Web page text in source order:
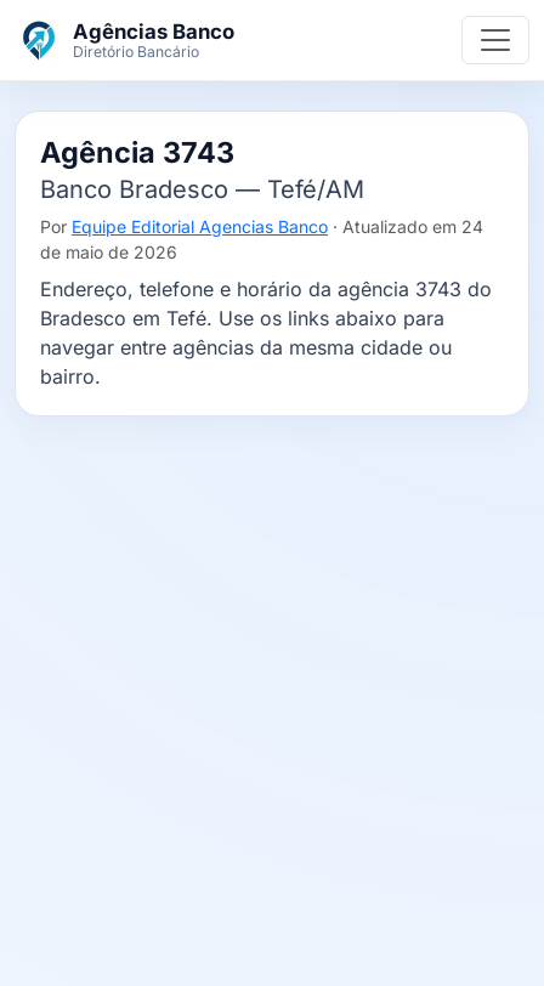
Agências Banco
Diretório Bancário
Agência 3743
Banco Bradesco — Tefé/AM
Por Equipe Editorial Agencias Banco · Atualizado em 24
de maio de 2026
Endereço, telefone e horário da agência 3743 do
Bradesco em Tefé. Use os links abaixo para
navegar entre agências da mesma cidade ou
bairro.